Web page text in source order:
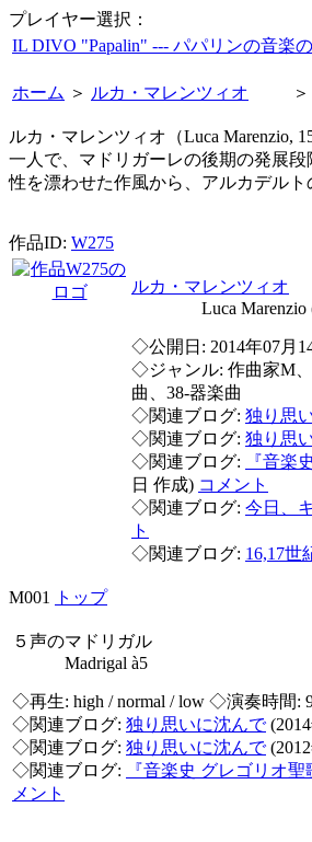
プレイヤー選択：
IL DIVO "Papalin" --- パパリンの音楽
ホーム ＞ ルカ・マレンツィオ ＞
ルカ・マレンツィオ（Luca Marenzio,
一人で、マドリガーレの後期の発展
性を漂わせた作風から、アルカデル
作品ID: W275
ルカ・マレンツィオ
Luca Marenzio
◇公開日: 2014年07月
◇ジャンル: 作曲家M
曲、38-器楽曲
◇関連ブログ: 独り思
◇関連ブログ: 独り思
◇関連ブログ:
『音楽
日 作成) コメント
◇関連ブログ: 今日、
ト
◇関連ブログ: 16,17世
M001 トップ
５声のマドリガル
Madrigal à5
◇再生: high / normal / low ◇演奏時間:
◇関連ブログ: 独り思いに沈んで
◇関連ブログ: 独り思いに沈んで
◇関連ブログ:
『音楽史 グレゴリオ
メント